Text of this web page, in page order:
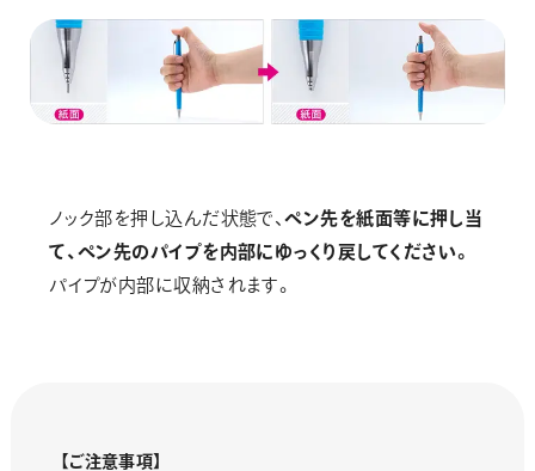
ノック部を押し込んだ状態で、ペン先を紙面等に押し当
て、ペン先のパイプを内部にゆっくり戻してください。
パイプが内部に収納されます。
【ご注意事項】